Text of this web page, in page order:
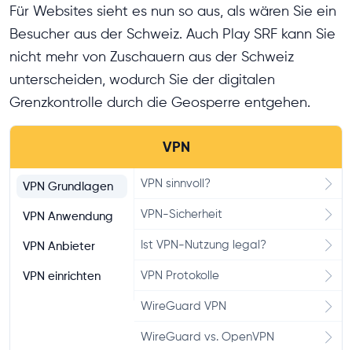
Für Websites sieht es nun so aus, als wären Sie ein
Besucher aus der Schweiz. Auch Play SRF kann Sie
nicht mehr von Zuschauern aus der Schweiz
unterscheiden, wodurch Sie der digitalen
Grenzkontrolle durch die Geosperre entgehen.
VPN
VPN Grundlagen
VPN Anwendung
VPN Anbieter
VPN einrichten
VPN sinnvoll?
VPN-Sicherheit
Ist VPN-Nutzung legal?
VPN Protokolle
WireGuard VPN
WireGuard vs. OpenVPN